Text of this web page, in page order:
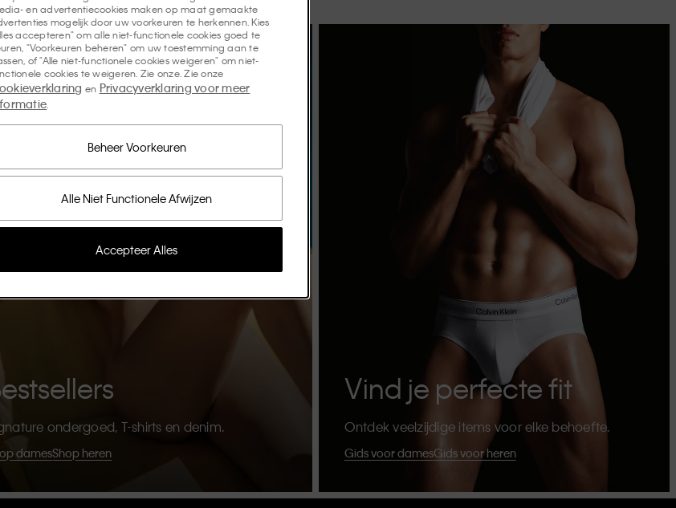
ondergoed, T-shirts en denim.
damesShop heren
Vind je perfecte fit
Ontdek veelzijdige items voor elke behoefte.
Gids voor damesGids voor heren
en advertentiecookies maken op maat gemaakte
mogelijk door uw voorkeuren te herkennen. Kies
accepteren" om alle niet-functionele cookies goed te
"Voorkeuren beheren" om uw toestemming aan te
of "Alle niet-functionele cookies weigeren" om niet-
cookies te weigeren. Zie onze. Zie onze
en Privacyverklaring voor meer
Alle Niet Functionele Afwijzen
Beheer Voorkeuren
Accepteer Alles